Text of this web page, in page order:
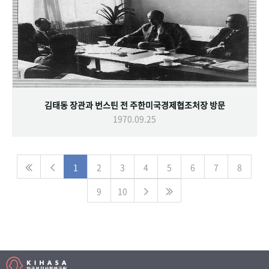
김태동 장관과 번스틴 전 주한미국경제협조처장 방문
1970.09.25
1 2 3 4 5 6 7
8
9
10